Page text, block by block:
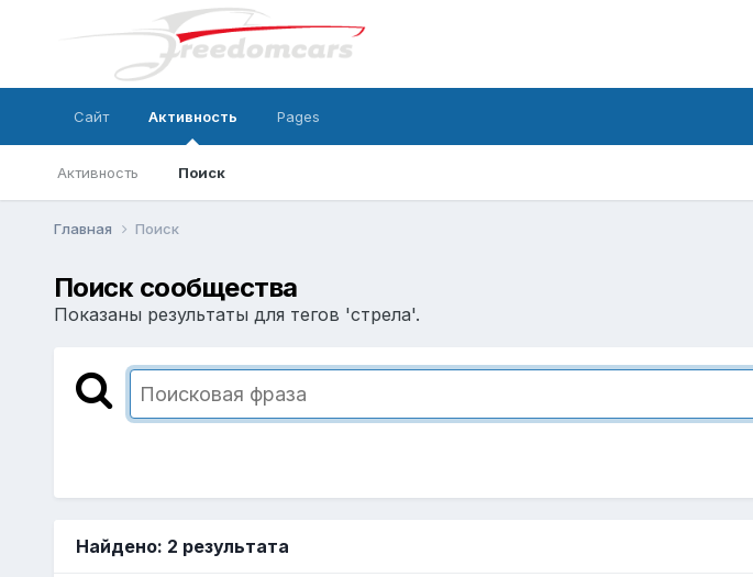
Сайт Активность
Активность Поиск
Pages
Главная Поиск
Поиск сообщества
Показаны результаты для тегов 'стрела'.
Найдено: 2 результата